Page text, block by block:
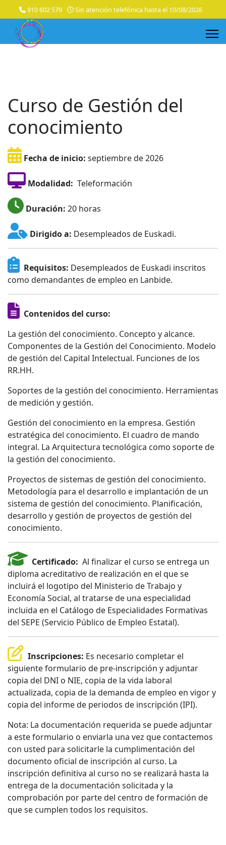
910 602 579 Sin atención telefónica hasta el 10/08/2026
Curso de Gestión del
conocimiento
Fecha de inicio: septiembre de 2026
Modalidad: Teleformación
Duración: 20 horas
Dirigido a: Desempleados de Euskadi.
Requisitos: Desempleados de Euskadi inscritos
como demandantes de empleo en Lanbide.
Contenidos del curso:
La gestión del conocimiento. Concepto y alcance.
Componentes de la Gestión del Conocimiento. Modelo
de gestión del Capital Intelectual. Funciones de los
RR.HH.
Soportes de la gestión del conocimiento. Herramientas
de medición y gestión.
Gestión del conocimiento en la empresa. Gestión
estratégica del conocimiento. El cuadro de mando
integral. La Arquitectura tecnológica como soporte de
la gestión del conocimiento.
Proyectos de sistemas de gestión del conocimiento.
Metodología para el desarrollo e implantación de un
sistema de gestión del conocimiento. Planificación,
desarrollo y gestión de proyectos de gestión del
conocimiento.
Certificado: Al finalizar el curso se entrega un
diploma acreditativo de realización en el que se
incluirá el logotipo del Ministerio de Trabajo y
Economía Social, al tratarse de una especialidad
incluida en el Catálogo de Especialidades Formativas
del SEPE (Servicio Público de Empleo Estatal).
Inscripciones: Es necesario completar el
siguiente formulario de pre-inscripción y adjuntar
copia del DNI o NIE, copia de la vida laboral
actualizada, copia de la demanda de empleo en vigor y
copia del informe de periodos de inscripción (IPI).
Nota: La documentación requerida se puede adjuntar
a este formulario o enviarla una vez que contactemos
con usted para solicitarle la cumplimentación del
documento oficial de inscripción al curso. La
inscripción definitiva al curso no se realizará hasta la
entrega de la documentación solicitada y la
comprobación por parte del centro de formación de
que se cumplen todos los requisitos.